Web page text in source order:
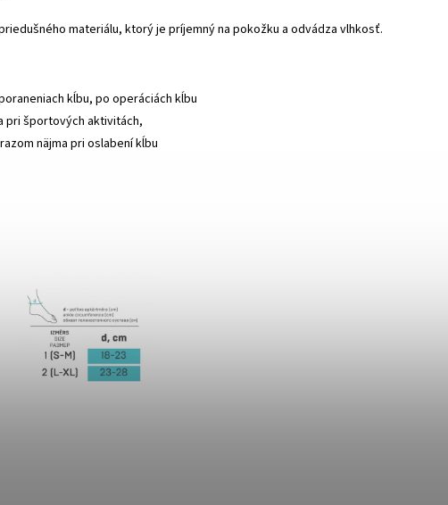
materiálu, ktorý je príjemný na pokožku a odvádza vlhkosť.
kĺbu, po operáciách kĺbu
pri športových aktivitách,
näjma pri oslabení kĺbu